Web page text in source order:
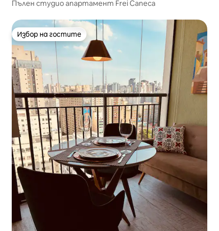
Пълен студио апартамент Frei Caneca
Избор на гостите
Избор на гостите